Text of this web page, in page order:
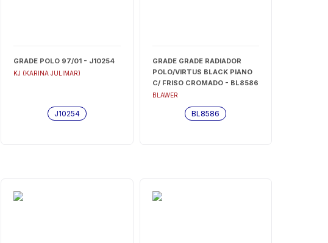
GRADE POLO 97/01 - J10254
KJ (KARINA JULIMAR)
J10254
GRADE GRADE RADIADOR
POLO/VIRTUS BLACK PIANO
C/ FRISO CROMADO - BL8586
BLAWER
BL8586